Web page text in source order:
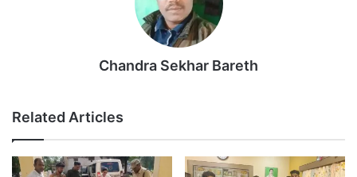
Chandra Sekhar Bareth
Related Articles